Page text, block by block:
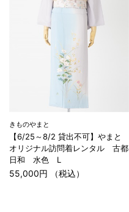
きものやまと
【6/25～8/2 貸出不可】やまと
オリジナル訪問着レンタル 古都
日和 水色 L
55,000円 （税込）